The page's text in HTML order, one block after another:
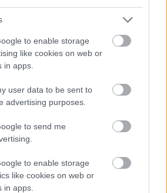
to enable storage
like cookies on web or
in apps.
user data to be sent to
advertising purposes.
to send me
to enable storage
like cookies on web or
in apps.
KÖVETKEZŐ POSZT
10-es napján, október 10-én
végigrobog az égbolton,
áldást osztanak szét a
Ennek a 6 csillagjegynek